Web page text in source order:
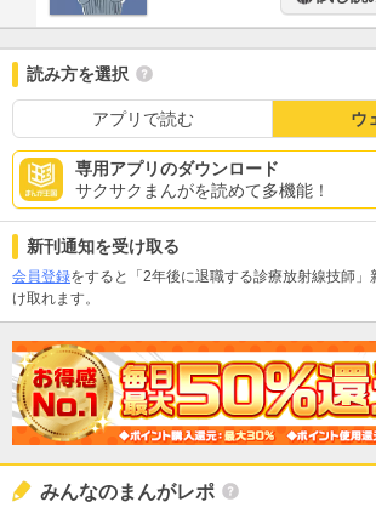
読み方を選択
アプリで読む ウ
専用アプリのダウンロード
サクサクまんがを読めて多機能！
新刊通知を受け取る
会員登録をすると「2年後に退職する診療放射線技師」
け取れます。
みんなのまんがレポ